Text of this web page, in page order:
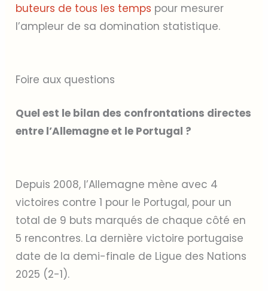
buteurs de tous les temps pour mesurer
l’ampleur de sa domination statistique.
Foire aux questions
Quel est le bilan des confrontations directes
entre l’Allemagne et le Portugal ?
Depuis 2008, l’Allemagne mène avec 4
victoires contre 1 pour le Portugal, pour un
total de 9 buts marqués de chaque côté en
5 rencontres. La dernière victoire portugaise
date de la demi-finale de Ligue des Nations
2025 (2-1).